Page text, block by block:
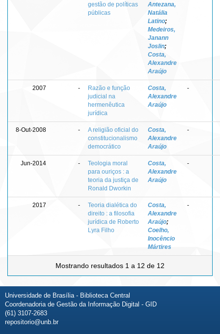
gestão de políticas
públicas
Antezana,
Natália
Latino;
Medeiros,
Janann
Joslin;
Costa,
Alexandre
Araújo
2007 -
Razão e função
judicial na
hermenêutica
jurídica
Costa,
Alexandre
Araújo
-
8-Out-2008 -
A religião oficial do
constitucionalismo
democrático
Costa,
Alexandre
Araújo
-
Jun-2014 -
Teologia moral
para ouriços : a
teoria da justiça de
Ronald Dworkin
Costa,
Alexandre
Araújo
-
2017 -
Teoria dialética do
direito : a filosofia
jurídica de Roberto
Lyra Filho
Costa,
Alexandre
Araújo;
Coelho,
Inocêncio
Mártires
-
Mostrando resultados 1 a 12 de 12
Universidade de Brasília - Biblioteca Central
Coordenadoria de Gestão da Informação Digital - GID
(61) 3107-2683
repositorio@unb.br